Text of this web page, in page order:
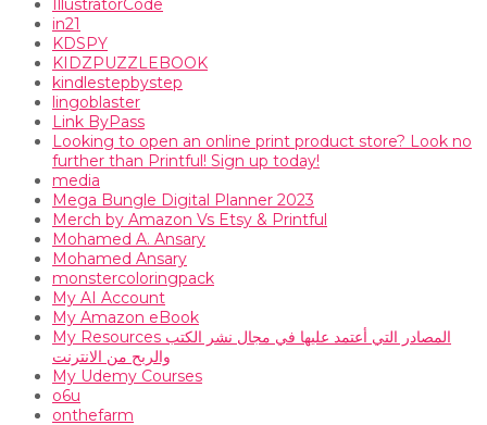
IllustratorCode
in21
KDSPY
KIDZPUZZLEBOOK
kindlestepbystep
lingoblaster
Link ByPass
Looking to open an online print product store? Look no
further than Printful! Sign up today!
media
Mega Bungle Digital Planner 2023
Merch by Amazon Vs Etsy & Printful
Mohamed A. Ansary
Mohamed Ansary
monstercoloringpack
My AI Account
My Amazon eBook
My Resources المصادر التي أعتمد عليها في مجال نشر الكتب
والربح من الانترنت
My Udemy Courses
o6u
onthefarm